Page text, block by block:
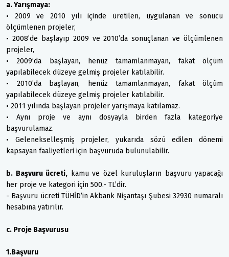
a. Yarışmaya:
• 2009 ve 2010 yılı içinde üretilen, uygulanan ve sonucu
ölçümlenen projeler,
• 2008’de başlayıp 2009 ve 2010’da sonuçlanan ve ölçümlenen
projeler,
• 2009’da başlayan, henüz tamamlanmayan, fakat ölçüm
yapılabilecek düzeye gelmiş projeler katılabilir.
• 2010’da başlayan, henüz tamamlanmayan, fakat ölçüm
yapılabilecek düzeye gelmiş projeler katılabilir.
• 2011 yılında başlayan projeler yarışmaya katılamaz.
• Aynı proje ve aynı dosyayla birden fazla kategoriye
başvurulamaz.
• Gelenekselleşmiş projeler, yukarıda sözü edilen dönemi
kapsayan faaliyetleri için başvuruda bulunulabilir.
b. Başvuru ücreti, kamu ve özel kuruluşların başvuru yapacağı
her proje ve kategori için 500.- TL’dir.
- Başvuru ücreti TÜHİD’in Akbank Nişantaşı Şubesi 32930 numaralı
hesabına yatırılır.
c. Proje Başvurusu
1.Başvuru